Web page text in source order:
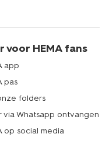
voor HEMA fans
app
pas
folders
via Whatsapp ontvangen
op social media